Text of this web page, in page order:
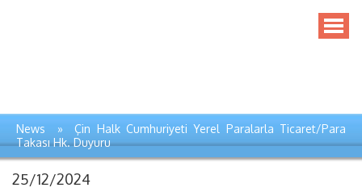
News » Çin Halk Cumhuriyeti Yerel Paralarla Ticaret/Para
Takası Hk. Duyuru
25/12/2024